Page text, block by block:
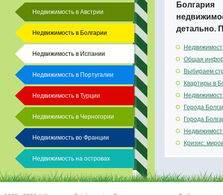
детально.
Общая
Выбираем
Квартиры в
Города
Города
Кризис:
Недвижимость в Австрии
Недвижимость в Болгарии
Недвижимость в Испании
Недвижимость в Португалии
Недвижимость в Турции
Недвижимость в Черногории
Недвижимость во Франции
Недвижимость на островах